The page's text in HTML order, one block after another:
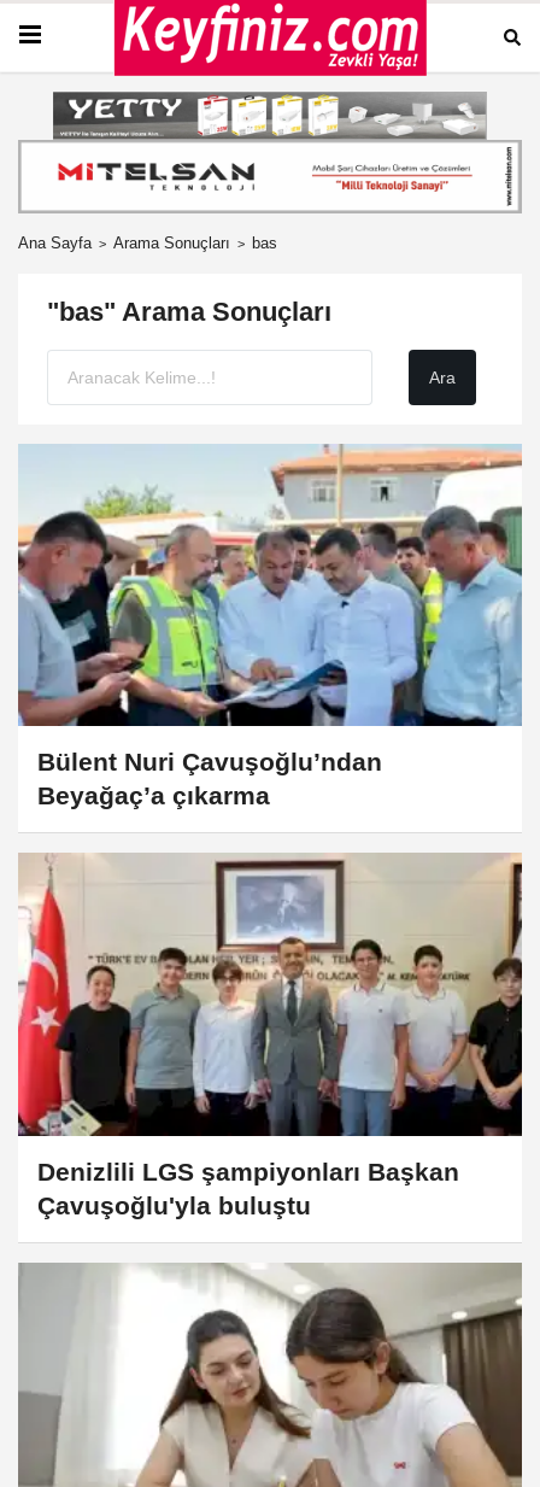
Ana Sayfa Arama Sonuçları bas
"bas" Arama Sonuçları
Bülent Nuri Çavuşoğlu’ndan
Beyağaç’a çıkarma
Denizlili LGS şampiyonları Başkan
Çavuşoğlu'yla buluştu